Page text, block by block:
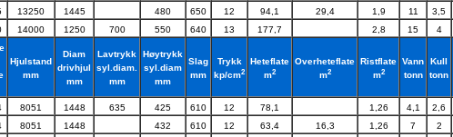
13250 1445 480 650 12 94,1 29,4 1,9 11 3,5
14000 1250 700 550 640 13 177,7 2,8 15 4
Hjulstand
mm
Diam
drivhjul
mm
Lavtrykk
syl.diam.
mm
Høytrykk
syl.diam
mm
Slag
mm
Trykk
kp/cm2
Heteflate
m2
Overheteflate
m2
Ristflate
m2
Vann
tonn
Kull
tonn
8051 1448 635 425 610 12 78,1 1,26 4,1 2,6
8051 1448 432 610 12 63,4 16,3 1,26 7 2